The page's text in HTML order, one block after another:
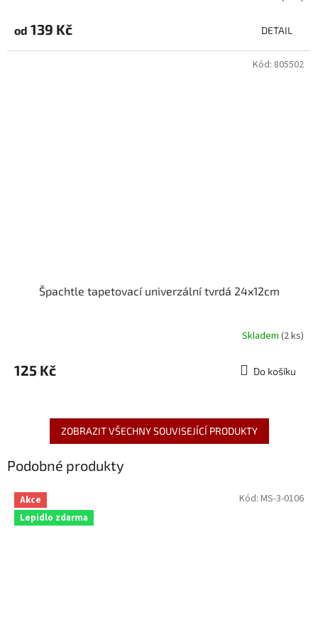
od 139 Kč DETAIL
Špachtle tapetovací univerzální tvrdá 24x12cm
Skladem (2 ks)
125 Kč Do košíku
Kód: 805502
ZOBRAZIT VŠECHNY SOUVISEJÍCÍ PRODUKTY
Podobné produkty
Akce
Lepidlo zdarma
Kód: MS-3-0106